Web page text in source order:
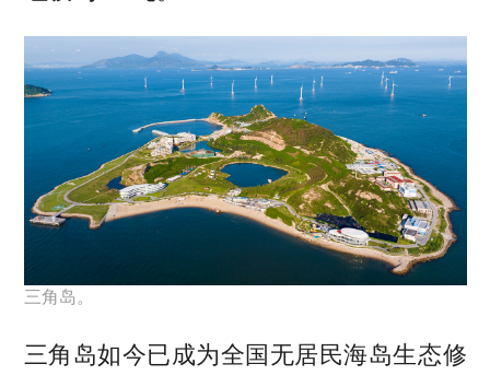
三角岛。
三角岛如今已成为全国无居民海岛生态修